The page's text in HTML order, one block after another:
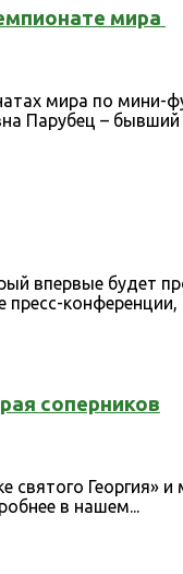
мира
мира по мини-
Парубец –
впервые
соперников
святого
в нашем...